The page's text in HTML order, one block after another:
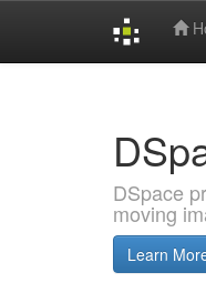
DSpace
moving
Learn